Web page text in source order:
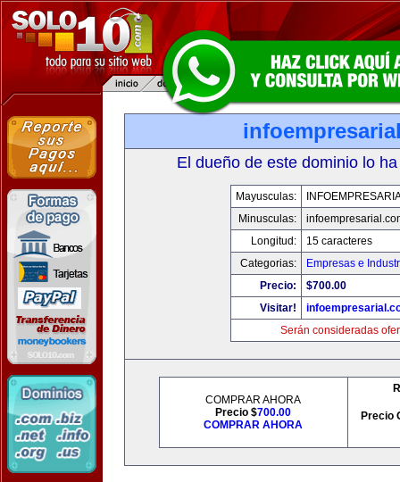
El dueño de este dominio lo
Mayusculas:
Minusculas:
Longitud:
15 caracteres
Categorias:
Empresas e
Precio:
$700.00
Visitar!
Serán consideradas
COMPRAR AHORA
Precio $700.00
COMPRAR AHORA
Precio